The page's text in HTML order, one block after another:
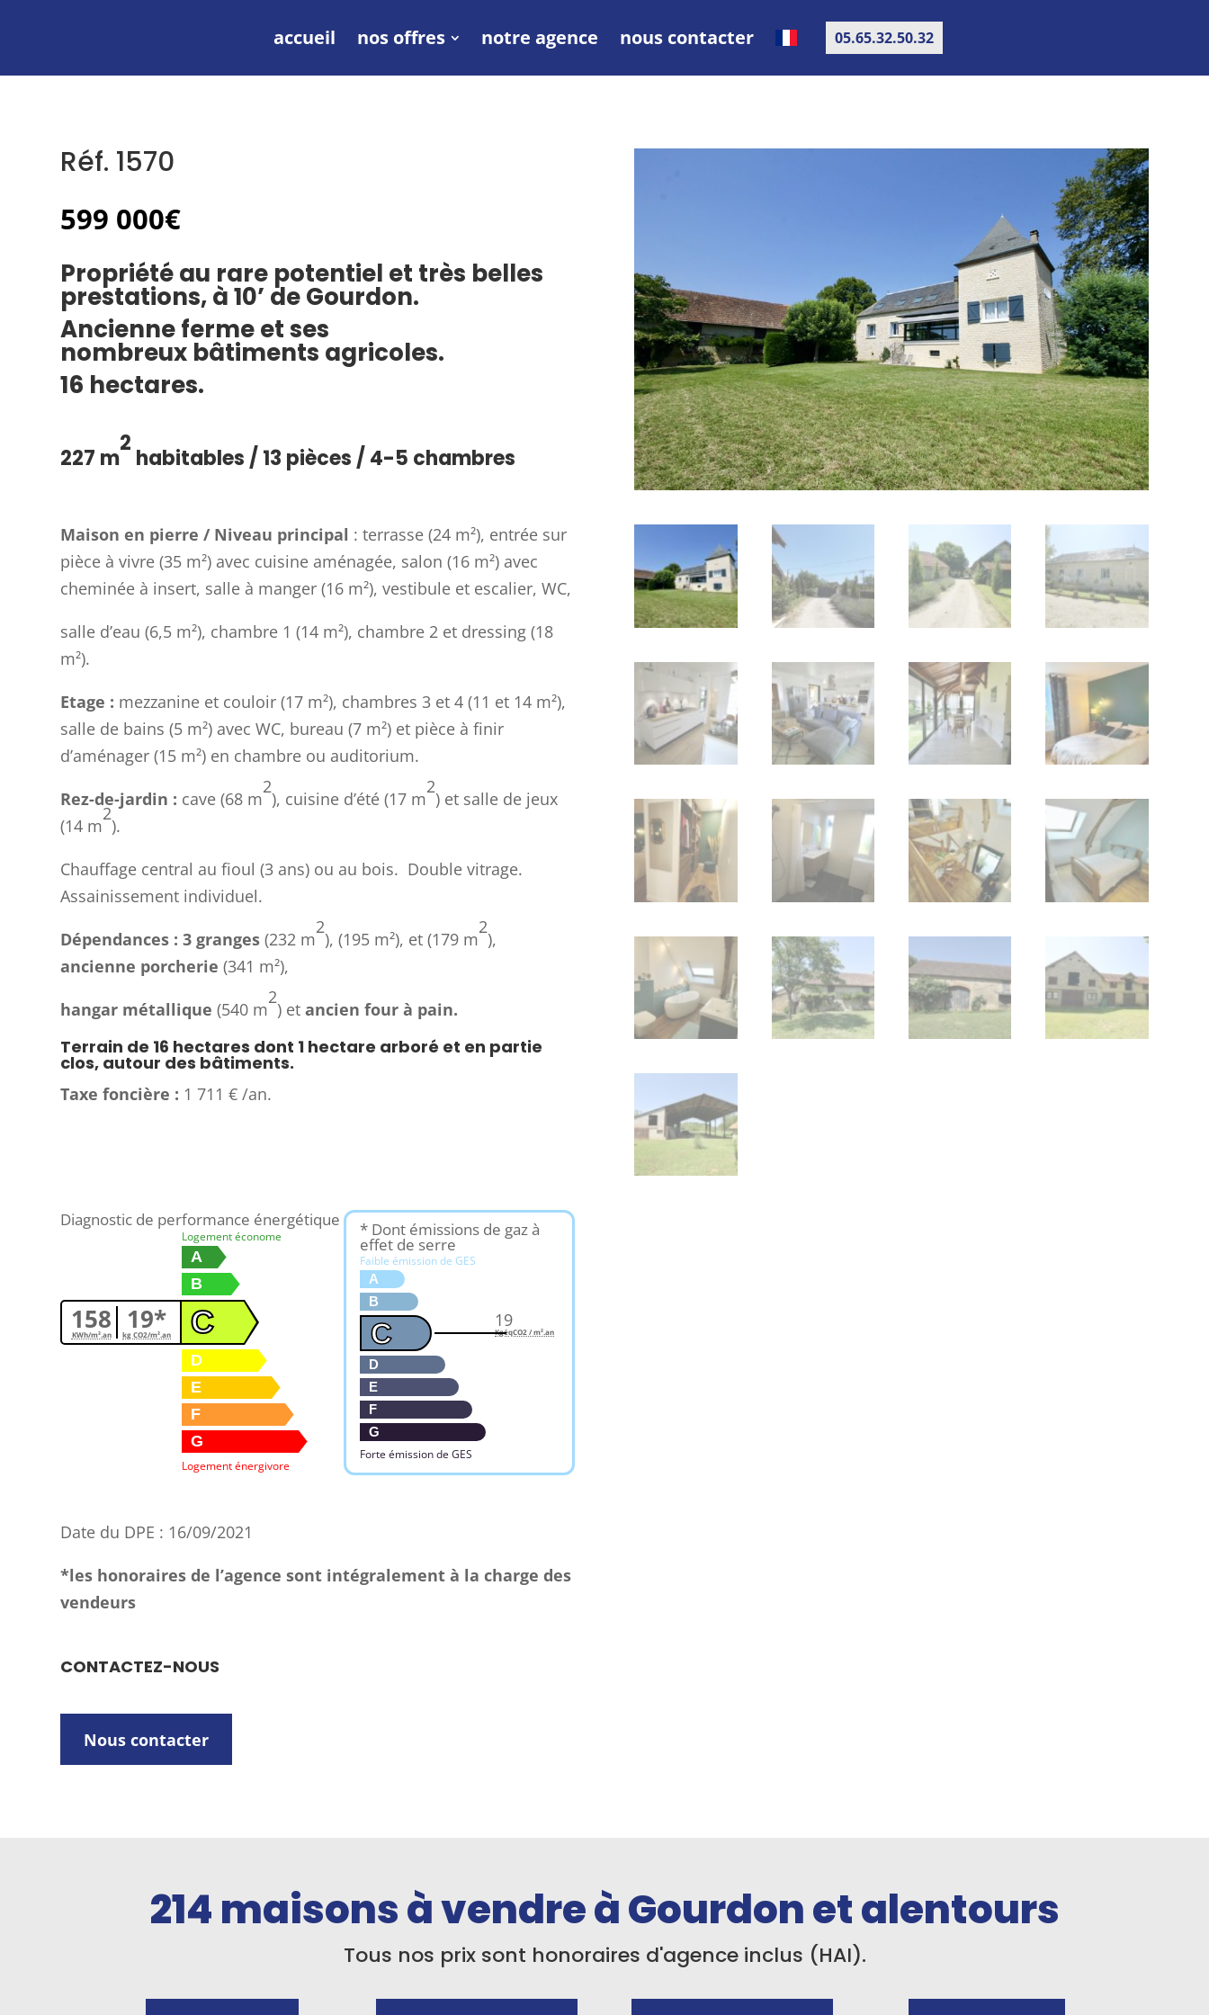
accueil nos offres notre agence nous contacter 05.65.32.50.32
Réf. 1570
599 000€
Propriété au rare potentiel et très belles
prestations, à 10’ de Gourdon.
Ancienne ferme et ses
nombreux bâtiments agricoles.
16 hectares.
227 m
2
habitables / 13 pièces / 4-5 chambres
Maison en pierre / Niveau principal : terrasse (24 m²), entrée sur
pièce à vivre (35 m²) avec cuisine aménagée, salon (16 m²) avec
cheminée à insert, salle à manger (16 m²), vestibule et escalier, WC,
salle d’eau (6,5 m²), chambre 1 (14 m²), chambre 2 et dressing (18
m²).
Etage : mezzanine et couloir (17 m²), chambres 3 et 4 (11 et 14 m²),
salle de bains (5 m²) avec WC, bureau (7 m²) et pièce à finir
d’aménager (15 m²) en chambre ou auditorium.
Rez-de-jardin : cave (68 m
2
), cuisine d’été (17 m
2
) et salle de jeux
(14 m
2
).
Chauffage central au fioul (3 ans) ou au bois. Double vitrage.
Assainissement individuel.
Dépendances : 3 granges(232 m
2
), (195 m²), et (179 m
2
),
ancienne porcherie(341 m²),
hangar métallique (540 m
2
) etancien four à pain.
Terrain de 16 hectares dont 1 hectare arboré et en partie
clos, autour des bâtiments.
Taxe foncière : 1 711 € /an.
Diagnostic de performance énergétique
158
KWh/m².an 19*
kg CO2/m².an
Logement économe
A
B
C
D
E
F
G
Logement énergivore
* Dont émissions de gaz à
effet de serre
Faible émission de GES
A
B
C
D
E
F
G
Forte émission de GES
19
KgéqCO2 / m².an
Date du DPE : 16/09/2021
*les honoraires de l’agence sont intégralement à la charge des
vendeurs
CONTACTEZ-NOUS
Nous contacter
214maisons à vendre à Gourdon et alentours
Tous nos prix sont honoraires d'agence inclus (HAI).